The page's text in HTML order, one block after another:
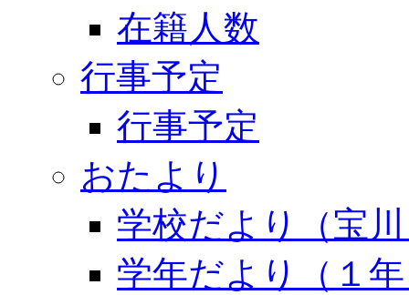
在籍人数
行事予定
行事予定
おたより
学校だより（宝
学年だより（１